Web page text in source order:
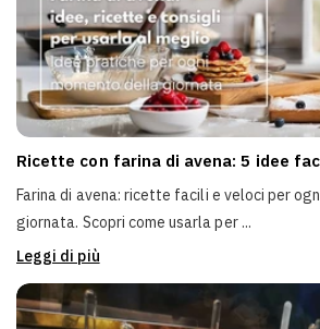
Ricette con farina di avena: 5 idee
Farina di avena: ricette facili e veloci per
giornata. Scopri come usarla per ...
Leggi di più